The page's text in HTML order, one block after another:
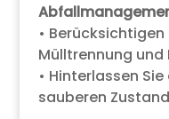
•
Mülltrennung und
• Hinterlassen
sauberen